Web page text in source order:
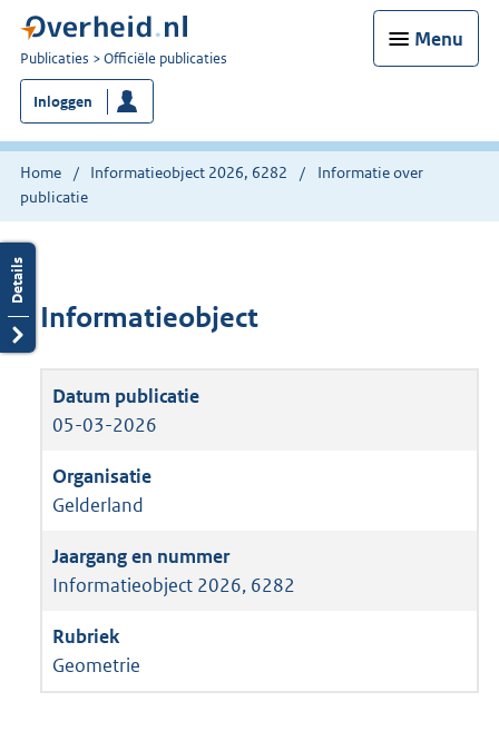
Menu
U
bent
nu
hier:
Publicaties Officiële publicaties
Inloggen
Home Informatieobject 2026, 6282
Informatie over
publicatie
Informatieobject
05-03-2026
Gelderland
Informatieobject 2026, 6282
Geometrie